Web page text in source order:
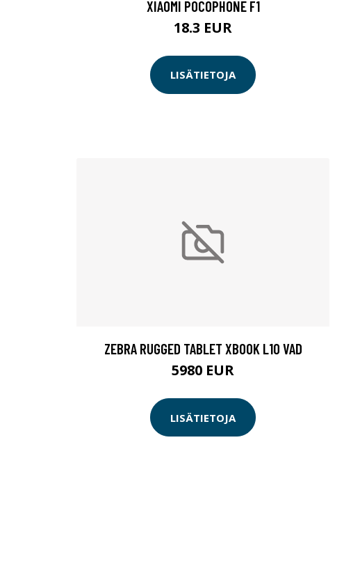
XIAOMI POCOPHONE F1
18.3 EUR
LISÄTIETOJA
ZEBRA RUGGED TABLET XBOOK L10 VAD
5980 EUR
LISÄTIETOJA